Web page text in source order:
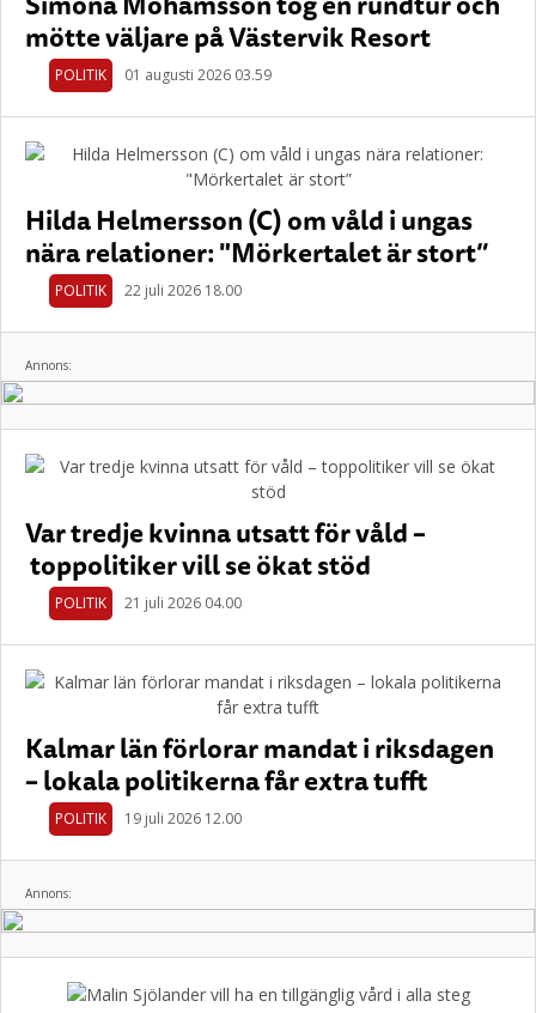
mötte väljare på Västervik Resort
POLITIK 01 augusti 2026 03.59
Hilda Helmersson (C) om våld i ungas
nära relationer: "Mörkertalet är stort”
POLITIK 22 juli 2026 18.00
Annons:
Var tredje kvinna utsatt för våld –
toppolitiker vill se ökat stöd
POLITIK 21 juli 2026 04.00
Kalmar län förlorar mandat i riksdagen
– lokala politikerna får extra tufft
POLITIK 19 juli 2026 12.00
Annons: